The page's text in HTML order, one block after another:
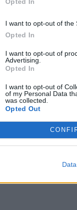
I want to opt-out of the
Opted In
I want to opt-out of
Advertising.
Opted In
I want to opt-out of
of my Personal Data
was collected.
Opted Out